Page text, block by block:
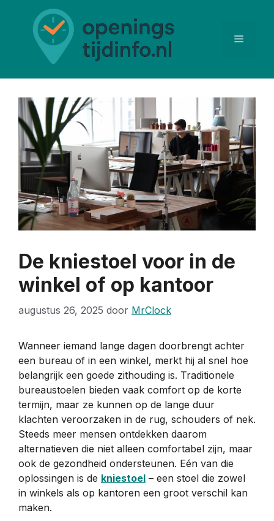
Menu
De kniestoel voor in de
winkel of op kantoor
augustus 26, 2025 door MrClock
Wanneer iemand lange dagen doorbrengt achter
een bureau of in een winkel, merkt hij al snel hoe
belangrijk een goede zithouding is. Traditionele
bureaustoelen bieden vaak comfort op de korte
termijn, maar ze kunnen op de lange duur
klachten veroorzaken in de rug, schouders of nek.
Steeds meer mensen ontdekken daarom
alternatieven die niet alleen comfortabel zijn, maar
ook de gezondheid ondersteunen. Eén van die
oplossingen is de kniestoel – een stoel die zowel
in winkels als op kantoren een groot verschil kan
maken.